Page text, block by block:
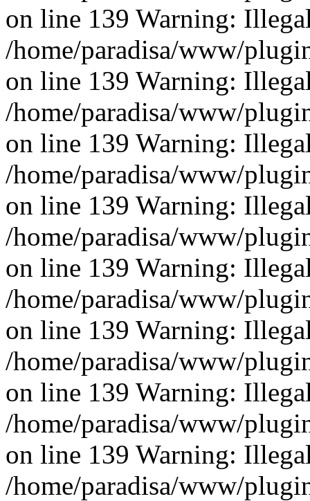
on line 139 Warning:
/home/paradisa/www/
on line 139 Warning:
/home/paradisa/www/
on line 139 Warning:
/home/paradisa/www/
on line 139 Warning:
/home/paradisa/www/
on line 139 Warning:
/home/paradisa/www/
on line 139 Warning:
/home/paradisa/www/
on line 139 Warning:
/home/paradisa/www/
on line 139 Warning:
/home/paradisa/www/